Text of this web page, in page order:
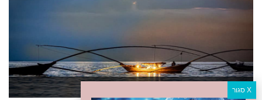
שורקים ודגים: עם דייגי אגם קיוו ברואנדה